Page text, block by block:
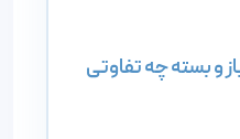
و بسته چه تفاوتی